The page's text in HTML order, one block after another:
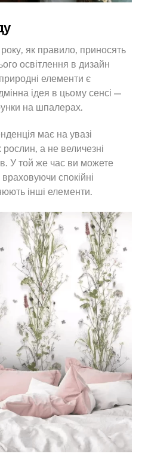
як правило, приносять
освітлення в дизайн
елементи є
ідея в цьому сенсі —
на шпалерах.
має на увазі
рослин, а не величезні
У той же час ви можете
спокійні
інші елементи.